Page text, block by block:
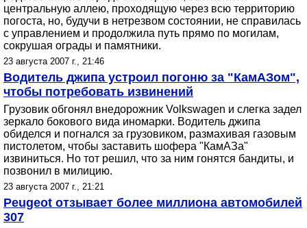
центральную аллею, проходящую через всю территорию
погоста, но, будучи в нетрезвом состоянии, не справилась
с управлением и продолжила путь прямо по могилам,
сокрушая ограды и памятники.
23 августа 2007 г., 21:46
Водитель джипа устроил погоню за "КамАЗом",
чтобы потребовать извинений
Грузовик обгонял внедорожник Volkswagen и слегка задел
зеркало бокового вида иномарки. Водитель джипа
обиделся и погнался за грузовиком, размахивая газовым
пистолетом, чтобы заставить шофера "КамАЗа"
извиниться. Но тот решил, что за ним гонятся бандиты, и
позвонил в милицию.
23 августа 2007 г., 21:21
Peugeot отзывает более миллиона автомобилей
307